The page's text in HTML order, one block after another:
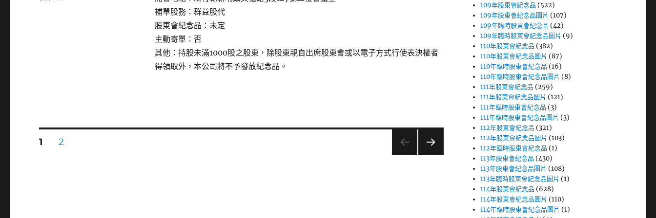
補單股務：群益股代
股東會紀念品：未定
主動寄單：否
其他：持股未滿1000股之股東，除股東親自出席股東會或以電子方式行使表決權者
得領取外，本公司將不予發放紀念品。
文
頁
1
頁
2
109年股東會紀念品 (522)
109年股東會紀念品圖片 (107)
109年臨時股東會紀念品 (42)
109年臨時股東會紀念品圖片 (9)
110年股東會紀念品 (382)
110年股東會紀念品圖片 (87)
110年臨時股東會紀念品 (16)
110年臨時股東會紀念品圖片 (8)
111年股東會紀念品 (259)
111年股東會紀念品圖片 (121)
111年臨時股東會紀念品 (3)
111年臨時股東會紀念品圖片 (3)
112年股東會紀念品 (321)
112年股東會紀念品圖片 (103)
112年臨時股東會紀念品 (1)
113年股東會紀念品 (430)
113年股東會紀念品圖片 (108)
113年臨時股東會紀念品圖片 (1)
114年股東會紀念品 (628)
114年股東會紀念品圖片 (110)
114年臨時股東會紀念品圖片 (1)